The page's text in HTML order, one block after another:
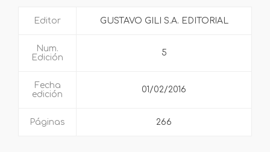
Editor GUSTAVO GILI S.A. EDITORIAL
Num.
Edición
5
Fecha
edición
01/02/2016
Páginas 266